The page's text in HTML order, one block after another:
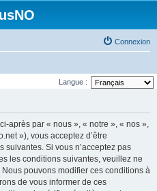
Connexion
Langue :
après par « nous », « notre », « nos »,
»), vous acceptez d’être
suivantes. Si vous n’acceptez pas
les conditions suivantes, veuillez ne
pouvons modifier ces conditions à
de vous informer de ces